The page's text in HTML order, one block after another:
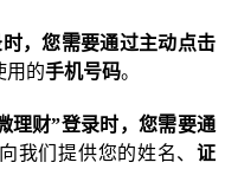
，您需要通过主动点击
用的手机号码。
理财”登录时，您需要通
向我们提供您的姓名、证